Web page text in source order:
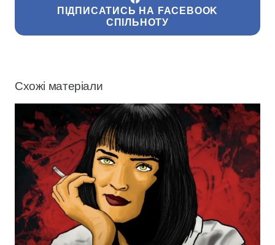
ПІДПИСАТИСЬ НА FACEBOOK
СПІЛЬНОТУ
Схожі матеріали